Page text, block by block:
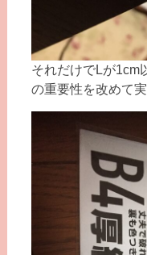
それだけでLが
の重要性を改めて実